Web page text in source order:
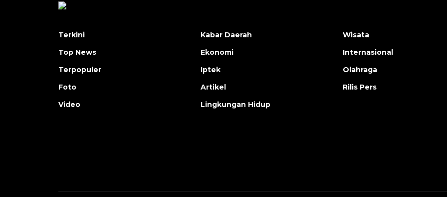
Terkini
Top News
Terpopuler
Foto
Video
Kabar Daerah
Ekonomi
Iptek
Artikel
Lingkungan Hidup
Wisata
Internasional
Olahraga
Rilis Pers